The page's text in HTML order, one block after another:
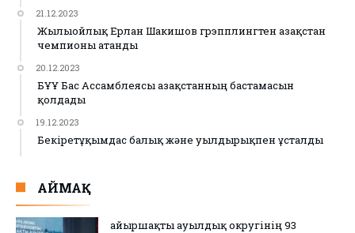
21.12.2023
Жылыойлық Ерлан Шакишов грэпплингтен Қазақстан
чемпионы атанды
20.12.2023
БҰҰ Бас Ассамблеясы Қазақстанның бастамасын
қолдады
19.12.2023
Бекіретұқымдас балық және уылдырықпен ұсталды
АЙМАҚ
Қайыршақты ауылдық округінің 93